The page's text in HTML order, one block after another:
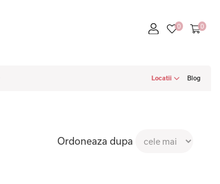
Locatii Blog
Ordoneaza dupa